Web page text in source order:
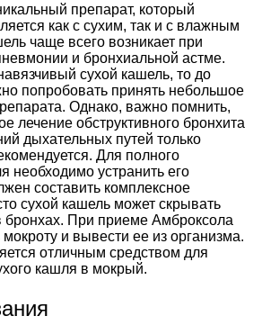
препарат, который
как с сухим, так и с влажным
чаще всего возникает при
и бронхиальной астме.
сухой кашель, то до
попробовать принять небольшое
Однако, важно помнить,
лечение обструктивного бронхита
дыхательных путей только
Для полного
необходимо устранить его
составить комплексное
сухой кашель может скрывать
бронхах. При приеме Амброксола
и вывести ее из организма.
отличным средством для
кашля в мокрый.